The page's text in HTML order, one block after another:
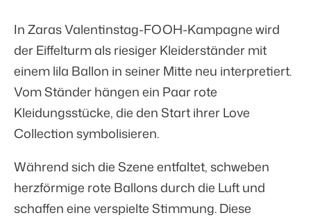
In Zaras Valentinstag-FOOH-Kampagne wird
der Eiffelturm als riesiger Kleiderständer mit
einem lila Ballon in seiner Mitte neu interpretiert.
Vom Ständer hängen ein Paar rote
Kleidungsstücke, die den Start ihrer Love
Collection symbolisieren.
Während sich die Szene entfaltet, schweben
herzförmige rote Ballons durch die Luft und
schaffen eine verspielte Stimmung. Diese